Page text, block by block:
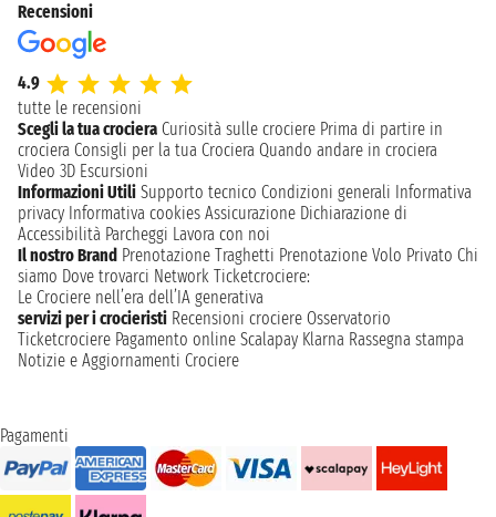
Recensioni
4.9
tutte le recensioni
Scegli la tua crociera Curiosità sulle crociere Prima di partire in
crociera Consigli per la tua Crociera Quando andare in crociera
Video 3D Escursioni
Informazioni Utili Supporto tecnico Condizioni generali Informativa
privacy Informativa cookies Assicurazione Dichiarazione di
Accessibilità Parcheggi Lavora con noi
Il nostro Brand Prenotazione Traghetti Prenotazione Volo Privato Chi
siamo Dove trovarci Network Ticketcrociere:
Le Crociere nell’era dell’IA generativa
servizi per i crocieristi Recensioni crociere Osservatorio
Ticketcrociere Pagamento online Scalapay Klarna Rassegna stampa
Notizie e Aggiornamenti Crociere
Pagamenti